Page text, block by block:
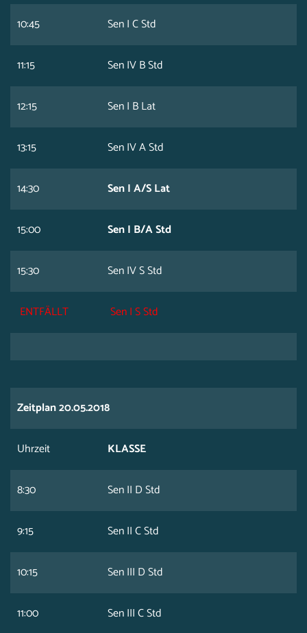
10:45 Sen I C Std
11:15 Sen IV B Std
12:15 Sen I B Lat
13:15 Sen IV A Std
14:30 Sen I A/S Lat
15:00 Sen I B/A Std
15:30 Sen IV S Std
ENTFÄLLT Sen I S Std
Zeitplan 20.05.2018
Uhrzeit KLASSE
8:30 Sen II D Std
9:15 Sen II C Std
10:15 Sen III D Std
11:00 Sen III C Std